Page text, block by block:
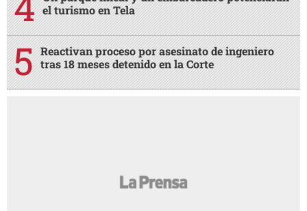
el turismo en Tela
Reactivan proceso por asesinato de ingeniero
tras 18 meses detenido en la Corte